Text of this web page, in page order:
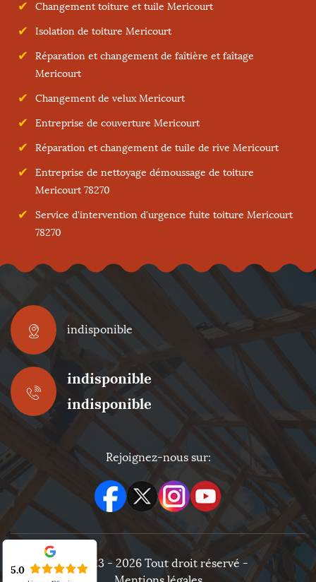
Changement toiture et tuile Mericourt
Isolation de toiture Mericourt
Réparation et changement de faîtière et faîtage
Mericourt
Changement de velux Mericourt
Entreprise de couverture Mericourt
Réparation et changement de tuile de rive Mericourt
Entreprise de nettoyage démoussage de toiture
Mericourt 78270
Service d'intervention d'urgence fuite toiture Mericourt
78270
indisponible
indisponible
indisponible
Rejoignez-nous sur:
©2023 - 2026 Tout droit réservé -
5.0